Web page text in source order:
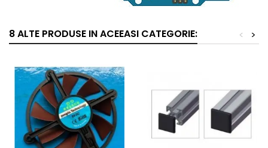
8 ALTE PRODUSE IN ACEEASI CATEGORIE: >
<